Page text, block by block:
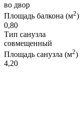
во двор
Площадь балкона (м2)
0,80
Тип санузла
совмещенный
Площадь санузла (м2)
4,20